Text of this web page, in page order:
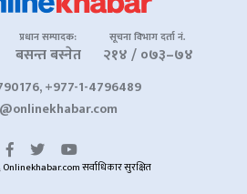
प्रधान सम्पादक:
बसन्त बस्नेत
सूचना विभाग दर्ता नं.
२१४ / ०७३–७४
+977-1-4796489
सर्वाधिकार सुरक्षित